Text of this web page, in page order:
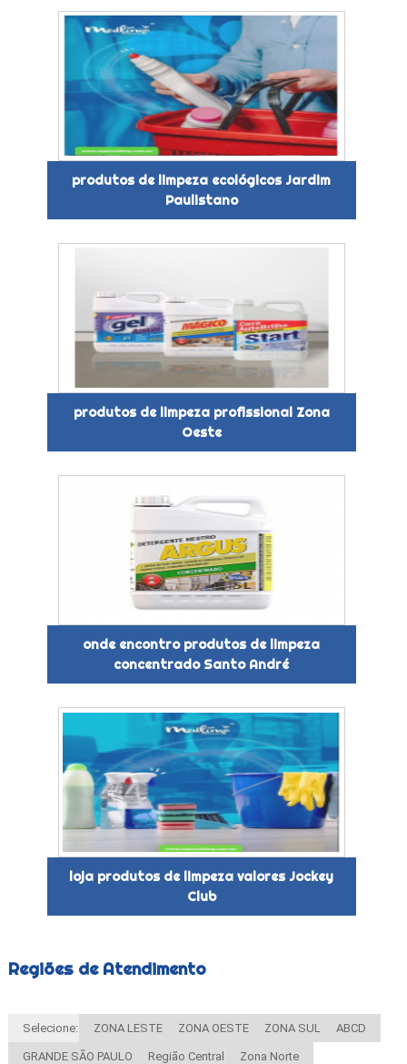
produtos de limpeza ecológicos Jardim
Paulistano
produtos de limpeza profissional Zona
Oeste
onde encontro produtos de limpeza
concentrado Santo André
loja produtos de limpeza valores Jockey
Club
Regiões de Atendimento
Selecione: ZONA LESTE ZONA OESTE ZONA SUL ABCD
GRANDE SÃO PAULO Região Central Zona Norte